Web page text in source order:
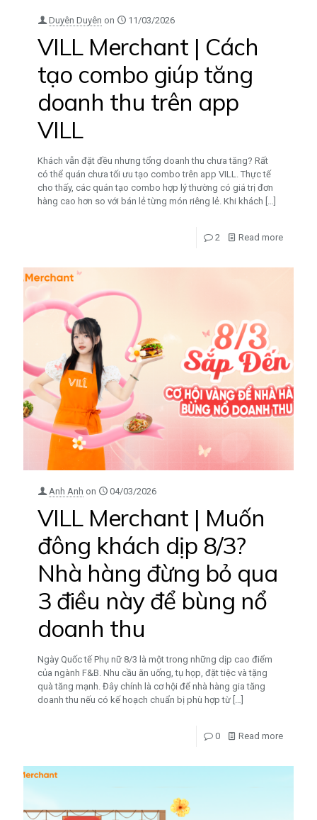
Duyên Duyên on 11/03/2026
VILL Merchant | Cách
tạo combo giúp tăng
doanh thu trên app
VILL
Khách vẫn đặt đều nhưng tổng doanh thu chưa tăng? Rất
có thể quán chưa tối ưu tạo combo trên app VILL. Thực tế
cho thấy, các quán tạo combo hợp lý thường có giá trị đơn
hàng cao hơn so với bán lẻ từng món riêng lẻ. Khi khách […]
2 Read more
Anh Anh on 04/03/2026
VILL Merchant | Muốn
đông khách dịp 8/3?
Nhà hàng đừng bỏ qua
3 điều này để bùng nổ
doanh thu
Ngày Quốc tế Phụ nữ 8/3 là một trong những dịp cao điểm
của ngành F&B. Nhu cầu ăn uống, tụ họp, đặt tiệc và tặng
quà tăng mạnh. Đây chính là cơ hội để nhà hàng gia tăng
doanh thu nếu có kế hoạch chuẩn bị phù hợp từ […]
0 Read more